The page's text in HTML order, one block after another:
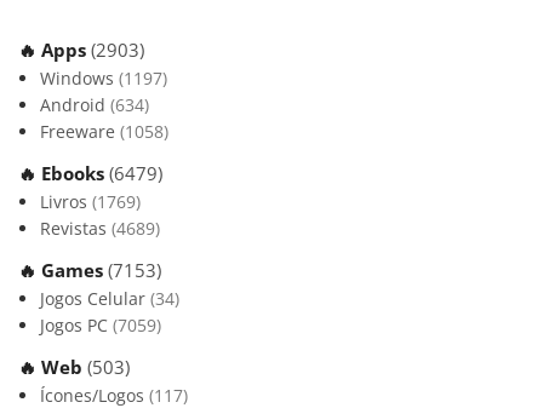
🔥 Apps (2903)
Windows (1197)
Android (634)
Freeware (1058)
🔥 Ebooks (6479)
Livros (1769)
Revistas (4689)
🔥 Games (7153)
Jogos Celular (34)
Jogos PC (7059)
🔥 Web (503)
Ícones/Logos (117)